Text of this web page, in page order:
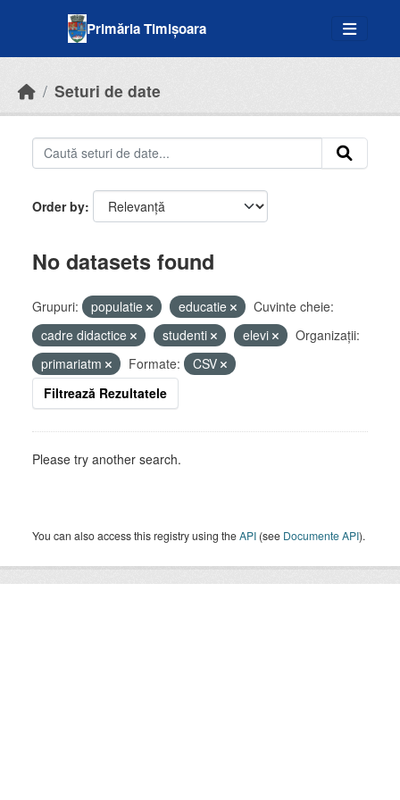
Primăria Timișoara
Seturi de date
Order by
No datasets found
Grupuri: populatie educatie
Cuvinte cheie:
cadre didactice
studenti elevi
Organizații:
primariatm
Formate:
CSV
Filtrează Rezultatele
Please try another search.
You can also access this registry using theAPI (see Documente API).